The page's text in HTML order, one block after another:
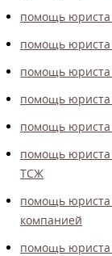
помощь
помощь юриста
помощь юриста
помощь
помощь
помощь
ТСЖ
помощь юриста
компанией
помощь